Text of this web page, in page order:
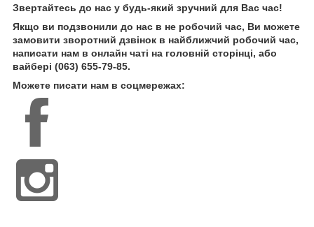
Звертайтесь до нас у будь-який зручний для Вас час!
Якщо ви подзвонили до нас в не робочий час, Ви можете
замовити зворотний дзвінок в найближчий робочий час,
написати нам в онлайн чаті на головній сторінці, або
вайбері (063) 655-79-85.
Можете писати нам в соцмережах: